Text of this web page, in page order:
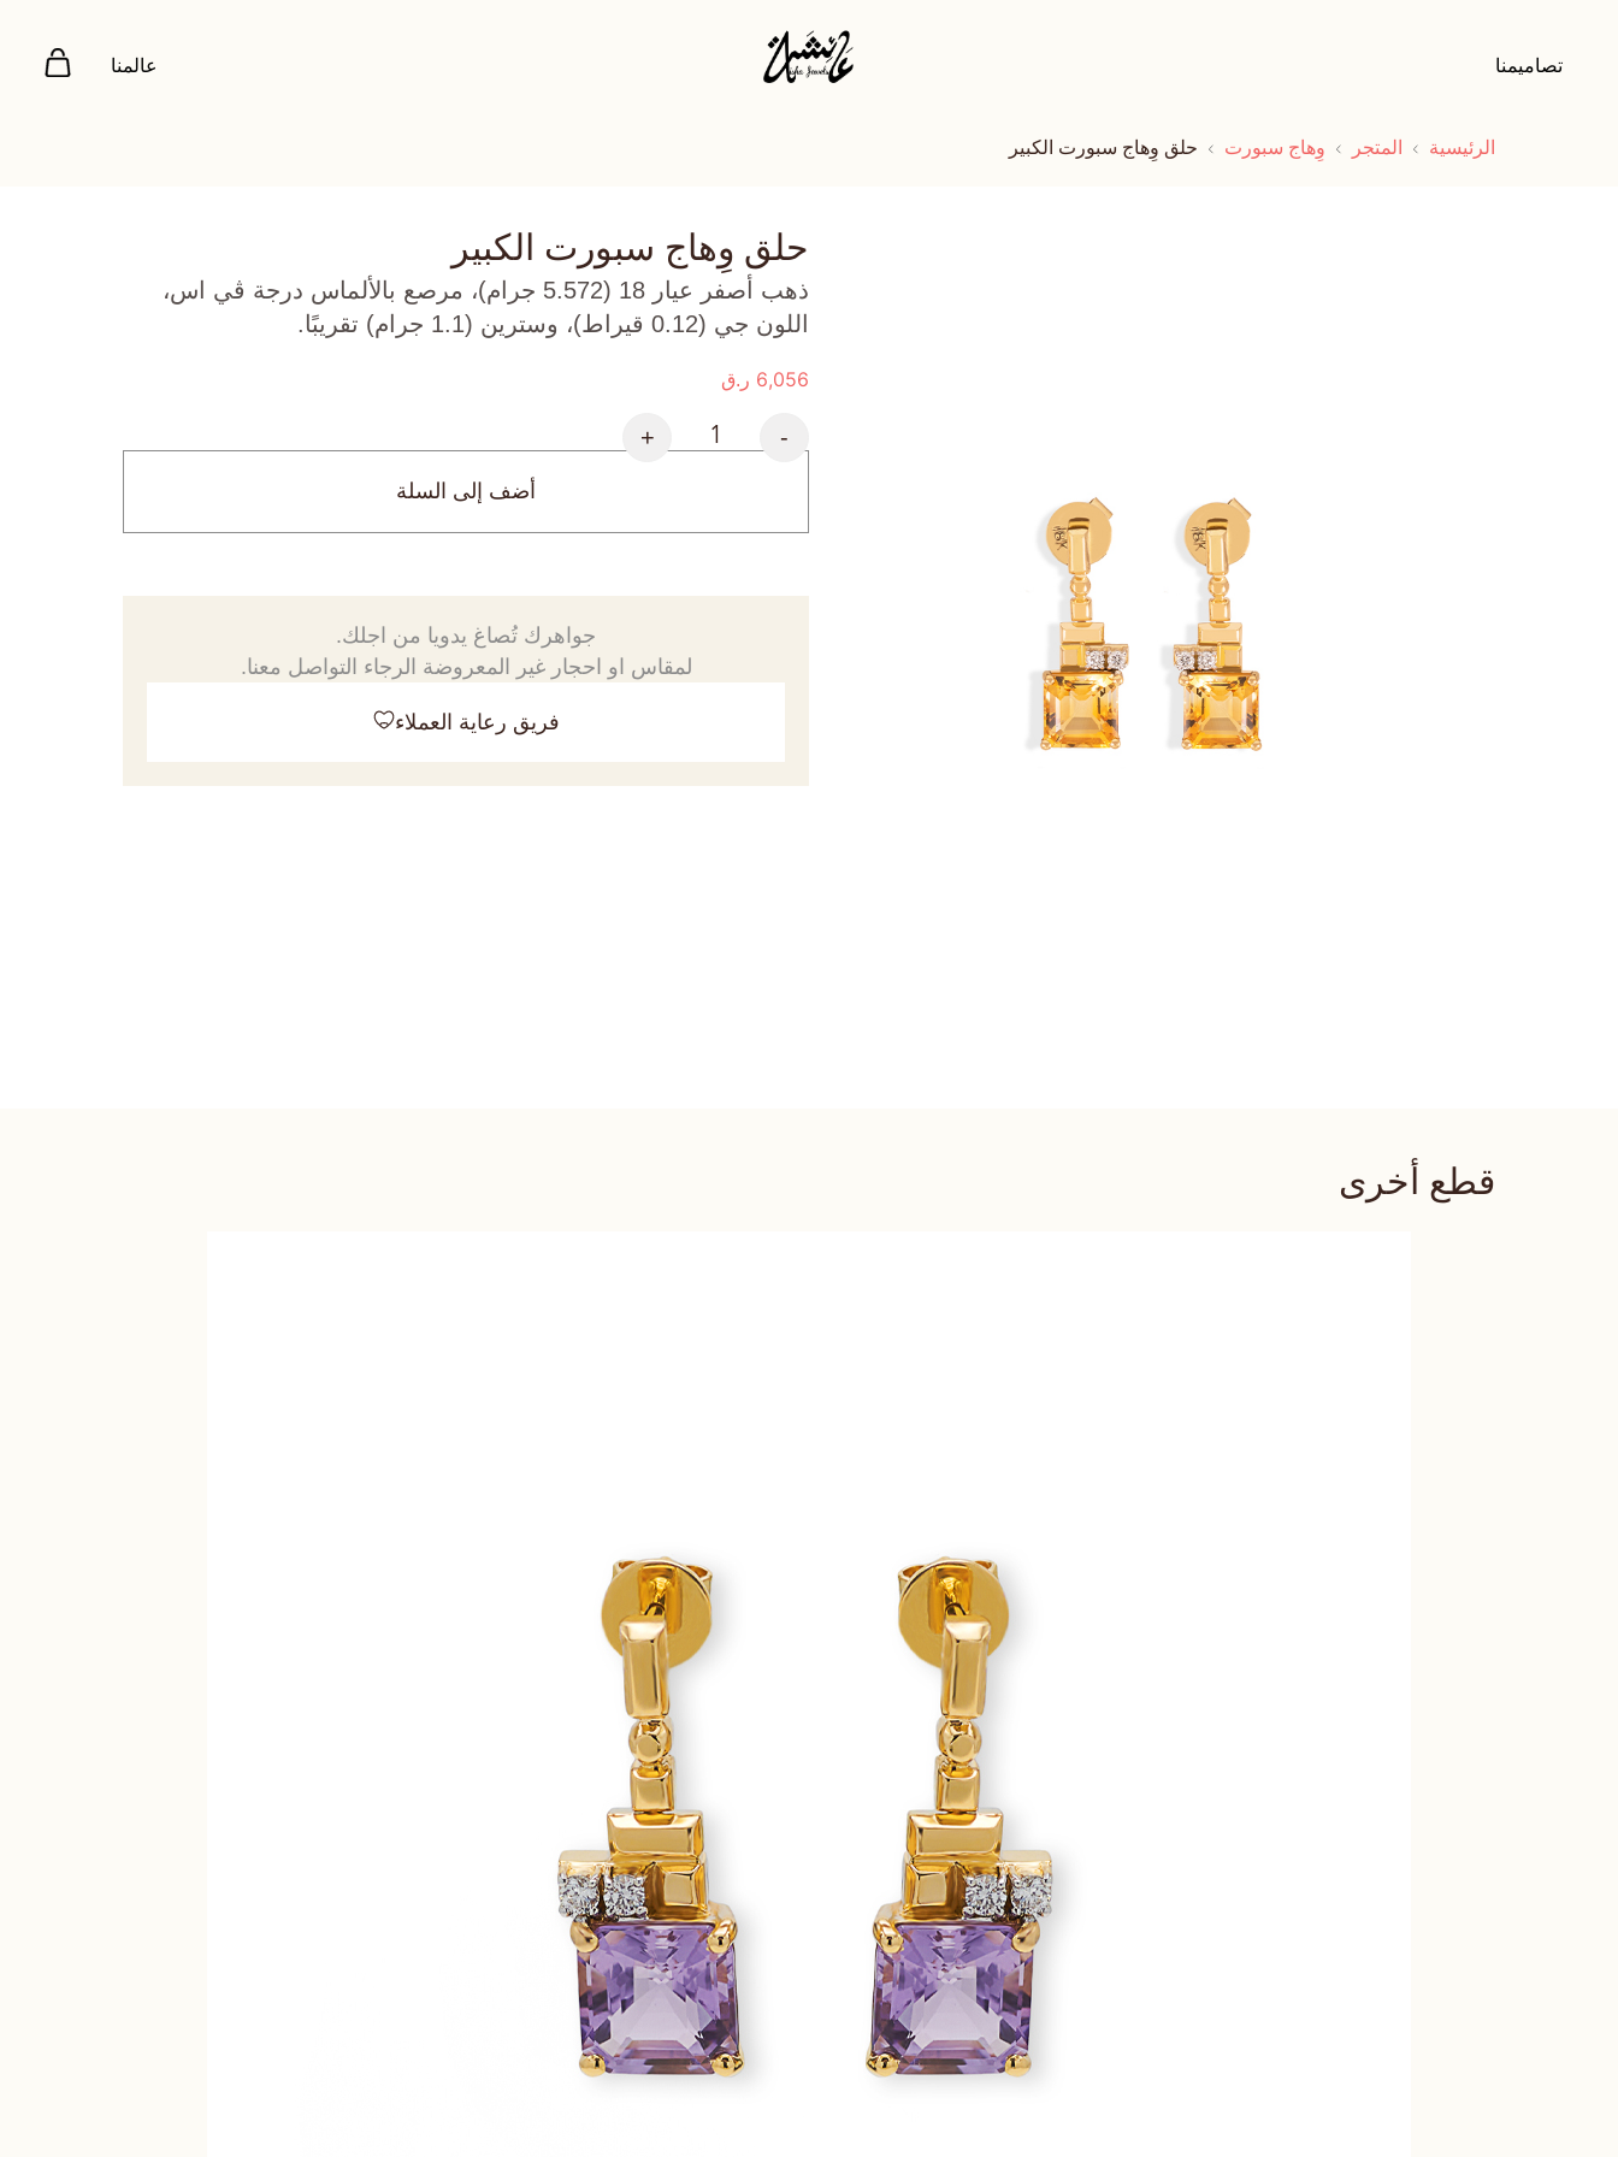
تصاميمنا عالمنا
الرئيسية المتجر وِهاج سبورت حلق وِهاج سبورت الكبير
حلق وِهاج سبورت الكبير
ذهب أصفر عيار 18 (5.572 جرام)، مرصع بالألماس درجة ڤي اس،
اللون جي (0.12 قيراط)، وسترين (1.1 جرام) تقريبًا.
6,056 ر.ق
-
+
أضف إلى السلة
جواهرك تُصاغ يدويا من اجلك.
لمقاس او احجار غير المعروضة الرجاء التواصل معنا.
فريق رعاية العملاء
قطع أخرى